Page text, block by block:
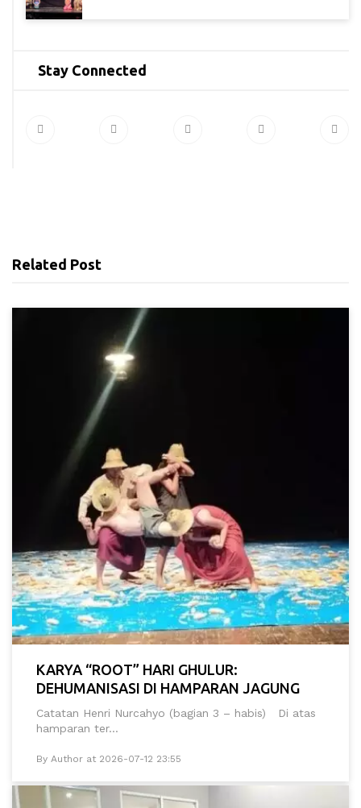
Stay Connected
Related Post
KARYA “ROOT” HARI GHULUR:
DEHUMANISASI DI HAMPARAN JAGUNG
Catatan Henri Nurcahyo (bagian 3 – habis) Di atas
hamparan ter...
By Author at 2026-07-12 23:55